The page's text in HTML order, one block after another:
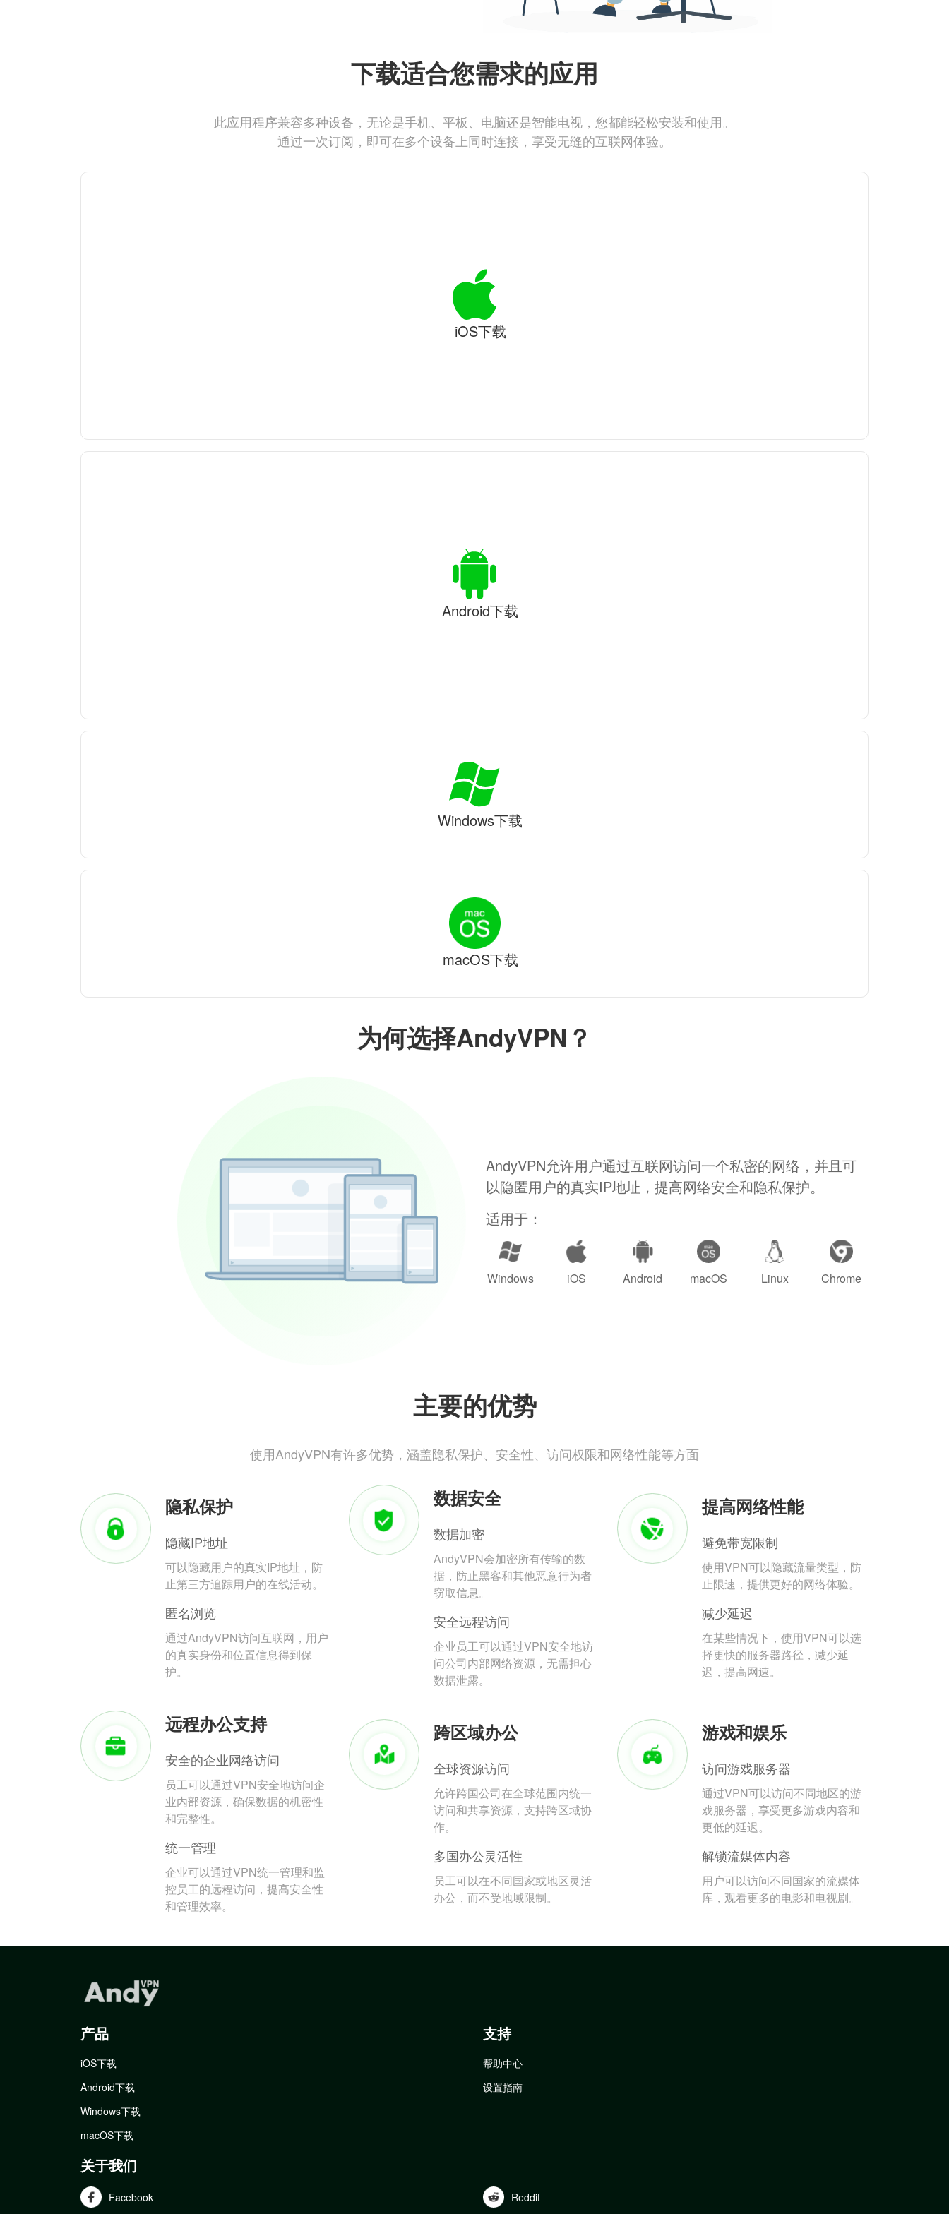
为何选择AndyVPN？
AndyVPN允许用户通过互联网访问一个私密的网络，并且可
以隐匿用户的真实IP地址，提高网络安全和隐私保护。
适用于：
Windows iOS Android macOS Linux Chrome
主要的优势
使用AndyVPN有许多优势，涵盖隐私保护、安全性、访问权限和网络性能等方面
隐私保护
隐藏IP地址
可以隐藏用户的真实IP地址，防
止第三方追踪用户的在线活动。
匿名浏览
通过AndyVPN访问互联网，用户
的真实身份和位置信息得到保
护。
数据安全
数据加密
AndyVPN会加密所有传输的数
据，防止黑客和其他恶意行为者
窃取信息。
安全远程访问
企业员工可以通过VPN安全地访
问公司内部网络资源，无需担心
数据泄露。
提高网络性能
避免带宽限制
使用VPN可以隐藏流量类型，防
止限速，提供更好的网络体验。
减少延迟
在某些情况下，使用VPN可以选
择更快的服务器路径，减少延
迟，提高网速。
远程办公支持
安全的企业网络访问
员工可以通过VPN安全地访问企
业内部资源，确保数据的机密性
和完整性。
统一管理
企业可以通过VPN统一管理和监
控员工的远程访问，提高安全性
和管理效率。
跨区域办公
全球资源访问
允许跨国公司在全球范围内统一
访问和共享资源，支持跨区域协
作。
多国办公灵活性
员工可以在不同国家或地区灵活
办公，而不受地域限制。
游戏和娱乐
访问游戏服务器
通过VPN可以访问不同地区的游
戏服务器，享受更多游戏内容和
更低的延迟。
解锁流媒体内容
用户可以访问不同国家的流媒体
库，观看更多的电影和电视剧。
下载适合您需求的应用
此应用程序兼容多种设备，无论是手机、平板、电脑还是智能电视，您都能轻松安装和使用。
通过一次订阅，即可在多个设备上同时连接，享受无缝的互联网体验。
iOS下载
Android下载
Windows下载
macOS下载
产品
iOS下载
Android下载
Windows下载
macOS下载
支持
帮助中心
设置指南
关于我们
Facebook Reddit